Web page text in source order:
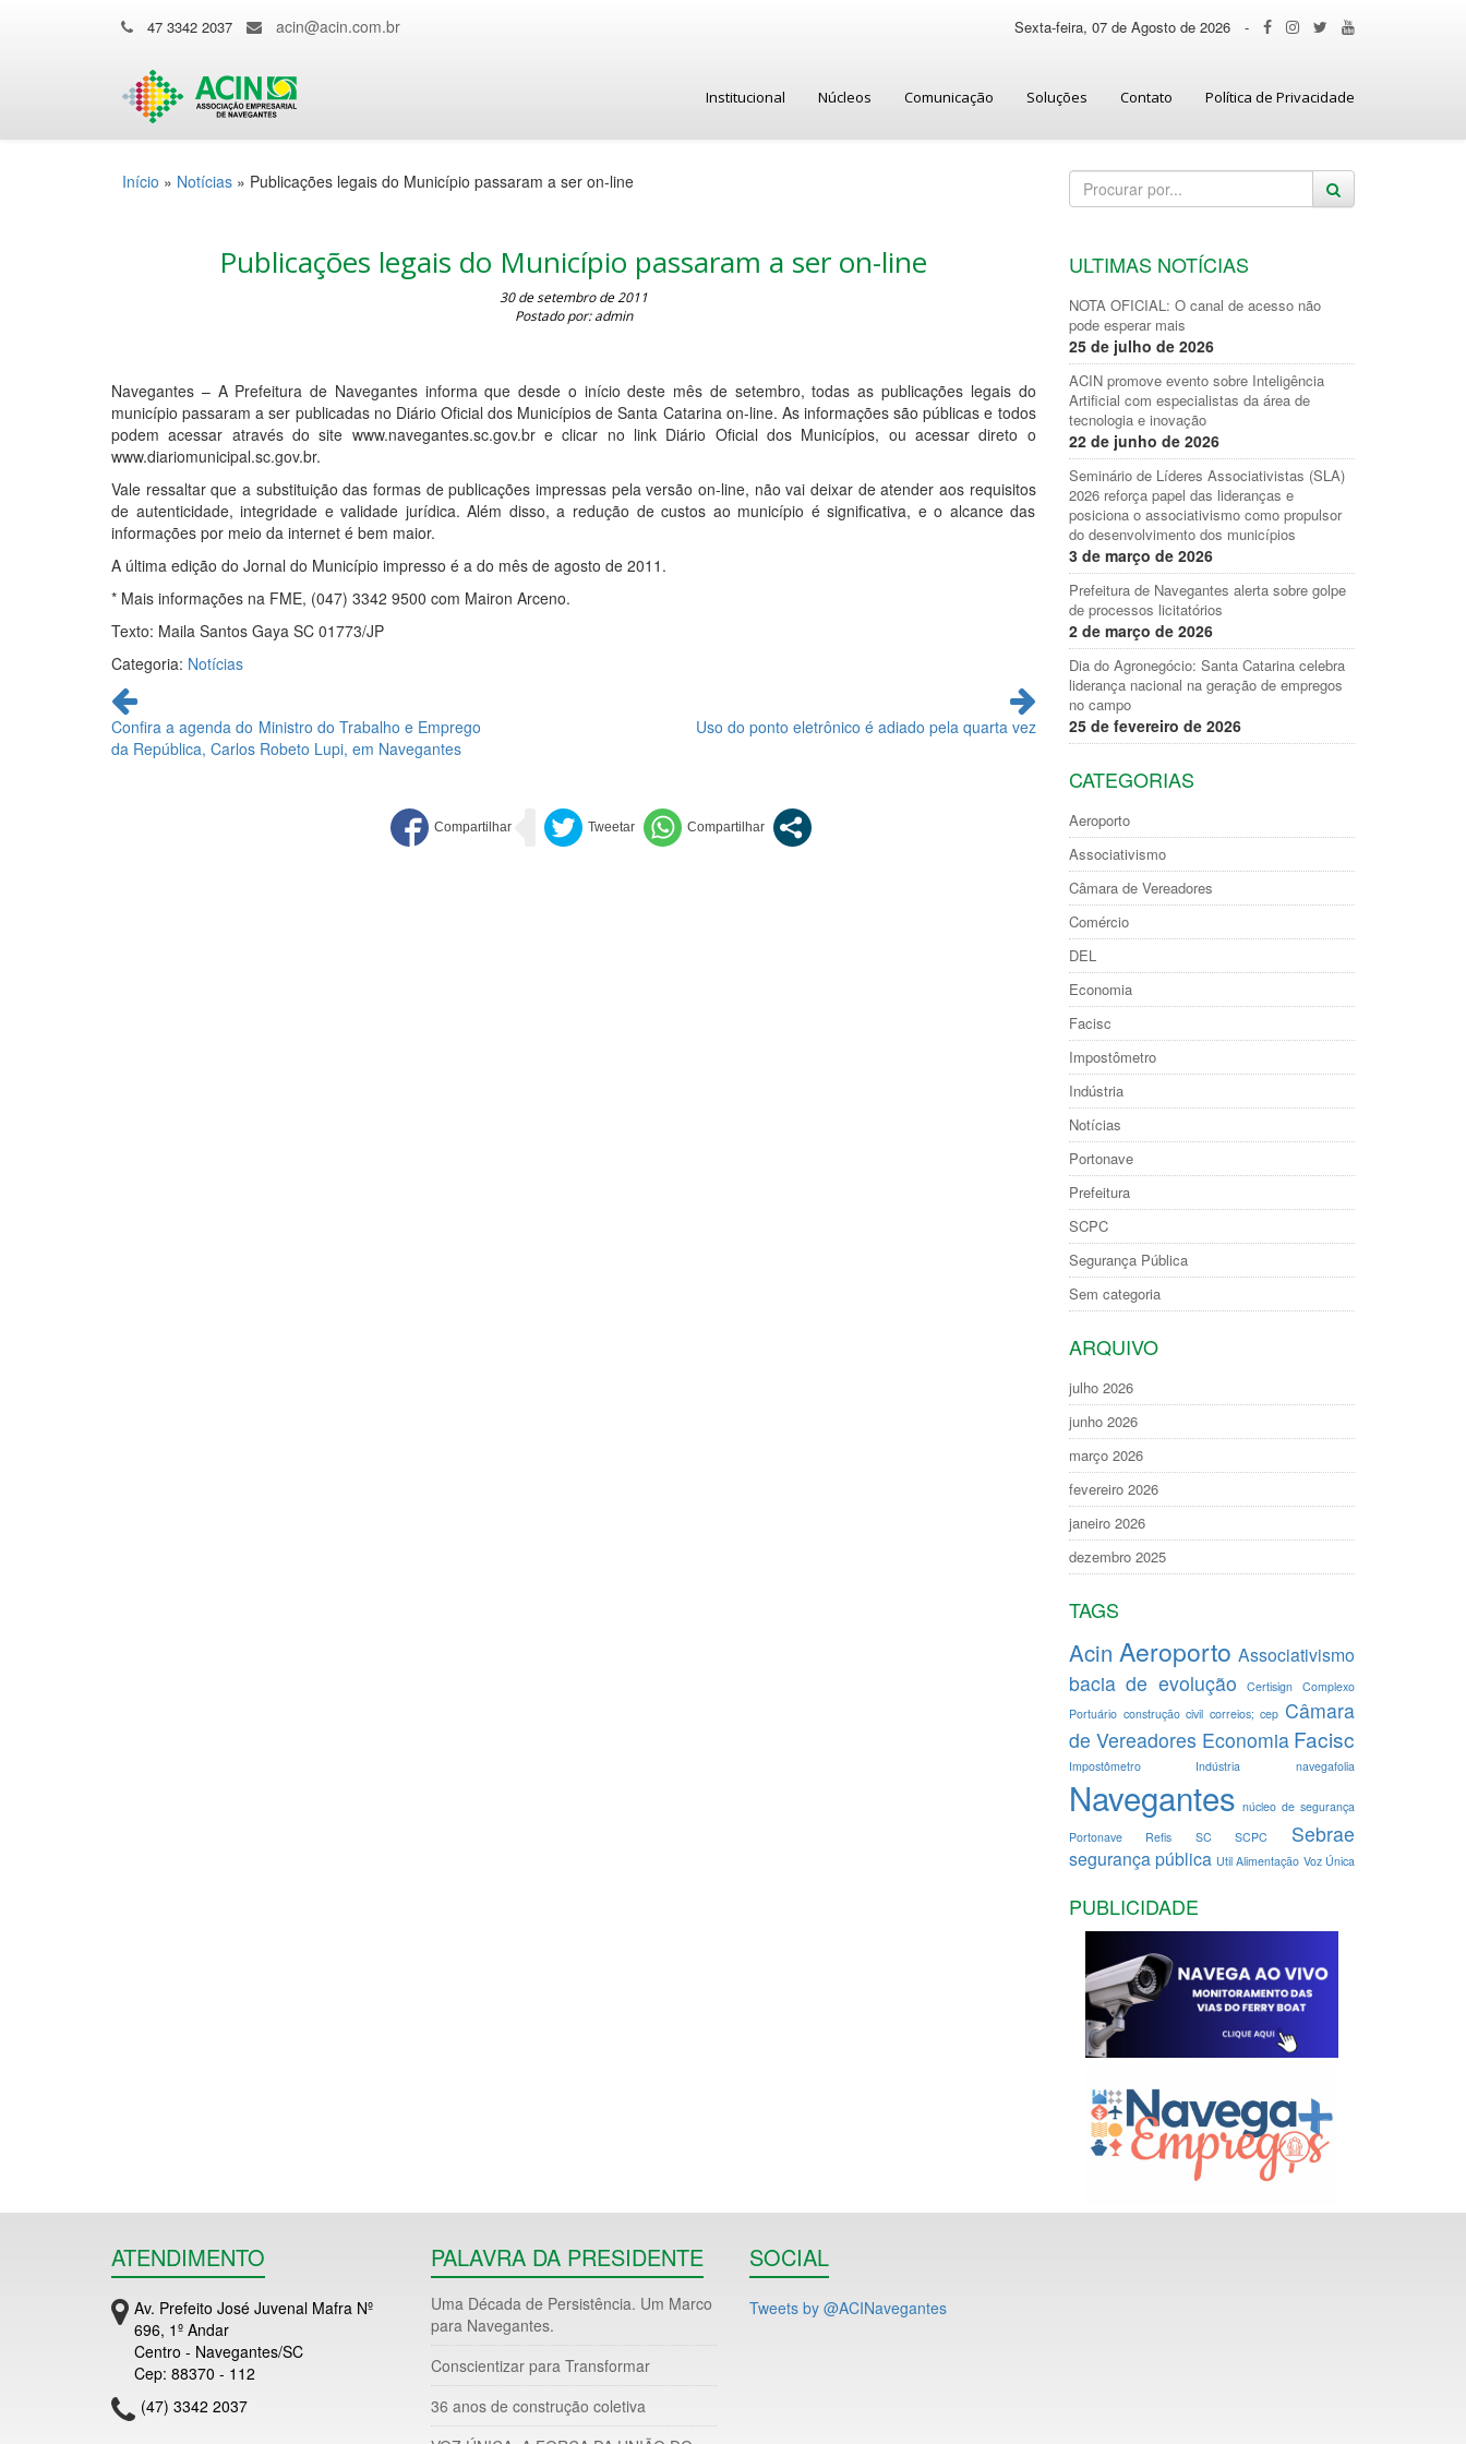
47 3342 2037 acin@acin.com.br Sexta-feira, 07 de Agosto de 2026 -
Institucional Núcleos Comunicação Soluções Contato Política de Privacidade
Início » Notícias » Publicações legais do Município passaram a ser on-line
Publicações legais do Município passaram a ser on-line
30 de setembro de 2011
Postado por: admin
Navegantes – A Prefeitura de Navegantes informa que desde o início deste mês de setembro, todas as publicações legais do
município passaram a ser publicadas no Diário Oficial dos Municípios de Santa Catarina on-line. As informações são públicas e todos
podem acessar através do site www.navegantes.sc.gov.br e clicar no link Diário Oficial dos Municípios, ou acessar direto o
www.diariomunicipal.sc.gov.br.
Vale ressaltar que a substituição das formas de publicações impressas pela versão on-line, não vai deixar de atender aos requisitos
de autenticidade, integridade e validade jurídica. Além disso, a redução de custos ao município é significativa, e o alcance das
informações por meio da internet é bem maior.
A última edição do Jornal do Município impresso é a do mês de agosto de 2011.
* Mais informações na FME, (047) 3342 9500 com Mairon Arceno.
Texto: Maila Santos Gaya SC 01773/JP
Categoria: Notícias
Continue
lendo
Confira a agenda do Ministro do Trabalho e Emprego
da República, Carlos Robeto Lupi, em Navegantes
Uso do ponto eletrônico é adiado pela quarta vez
ULTIMAS NOTÍCIAS
NOTA OFICIAL: O canal de acesso não
pode esperar mais
25 de julho de 2026
ACIN promove evento sobre Inteligência
Artificial com especialistas da área de
tecnologia e inovação
22 de junho de 2026
Seminário de Líderes Associativistas (SLA)
2026 reforça papel das lideranças e
posiciona o associativismo como propulsor
do desenvolvimento dos municípios
3 de março de 2026
Prefeitura de Navegantes alerta sobre golpe
de processos licitatórios
2 de março de 2026
Dia do Agronegócio: Santa Catarina celebra
liderança nacional na geração de empregos
no campo
25 de fevereiro de 2026
CATEGORIAS
Aeroporto
Associativismo
Câmara de Vereadores
Comércio
DEL
Economia
Facisc
Impostômetro
Indústria
Notícias
Portonave
Prefeitura
SCPC
Segurança Pública
Sem categoria
ARQUIVO
julho 2026
junho 2026
março 2026
fevereiro 2026
janeiro 2026
dezembro 2025
TAGS
Acin Aeroporto Associativismo
bacia de evolução Certisign Complexo
Portuário construção civil correios; cep Câmara
de Vereadores Economia Facisc
Impostômetro Indústria navegafolia
Navegantes núcleo de segurança
Portonave
Refis SC SCPC Sebrae
segurança pública Util Alimentação Voz Única
PUBLICIDADE
ATENDIMENTO
Av. Prefeito José Juvenal Mafra Nº
696, 1º Andar
Centro - Navegantes/SC
Cep: 88370 - 112
(47) 3342 2037
PALAVRA DA PRESIDENTE
Uma Década de Persistência. Um Marco
para Navegantes.
Conscientizar para Transformar
36 anos de construção coletiva
SOCIAL
Tweets by @ACINavegantes